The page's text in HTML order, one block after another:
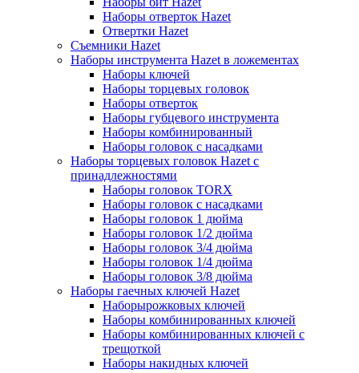
Наборы отверток Hazet
Отвертки Hazet
Съемники Hazet
Наборы инструмента Hazet в ложементах
Наборы ключей
Наборы торцевых головок
Наборы отверток
Наборы губцевого инструмента
Наборы комбинированный
Наборы головок с насадками
Наборы торцевых головок Hazet с
принадлежностями
Наборы головок TORX
Наборы головок с насадками
Наборы головок 1 дюйма
Наборы головок 1/2 дюйма
Наборы головок 3/4 дюйма
Наборы головок 1/4 дюйма
Наборы головок 3/8 дюйма
Наборы гаечных ключей Hazet
Наборырожковых ключей
Наборы комбинированных ключей
Наборы комбинированных ключей с
трещоткой
Наборы накидных ключей